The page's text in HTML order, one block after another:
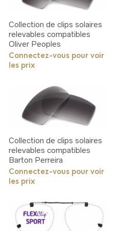
produit
Collection de clips solaires
relevables compatibles
Oliver Peoples
Connectez-vous pour voir
les prix
Collection de clips solaires
relevables compatibles
Barton Perreira
Connectez-vous pour voir
les prix